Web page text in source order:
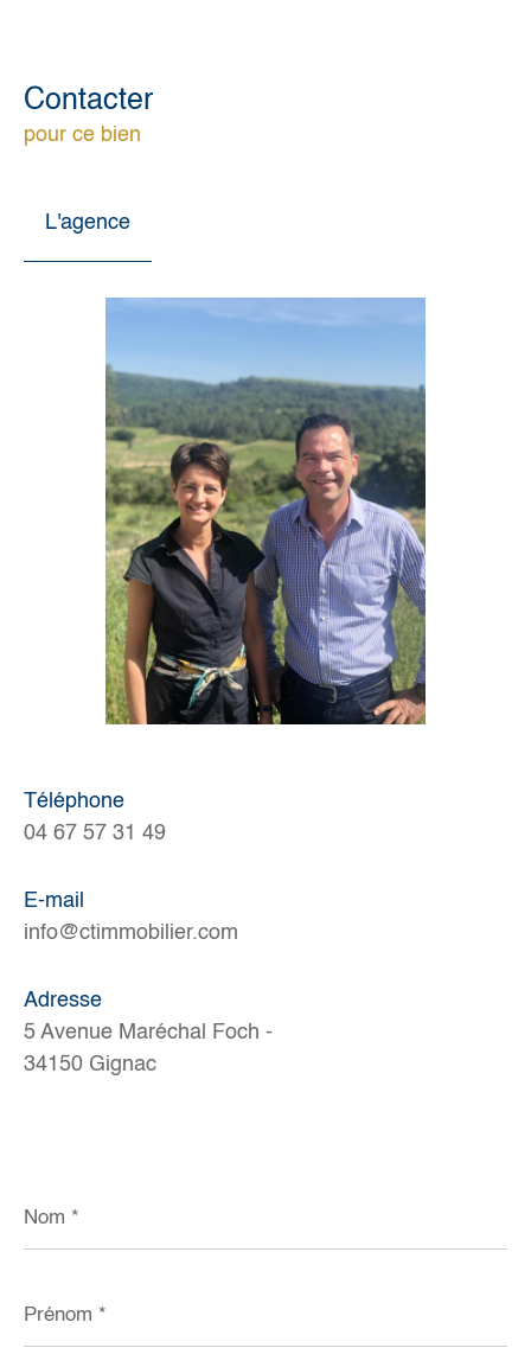
Contacter
pour ce bien
L'agence
Téléphone
04 67 57 31 49
E-mail
info@ctimmobilier.com
Adresse
5 Avenue Maréchal Foch -
34150 Gignac
*
*